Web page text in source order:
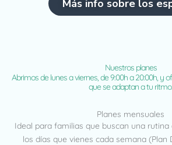
Más info sobre los
Nuestros planes
Abrimos de lunes a viernes, de 9:00h a 20:00h, y
que se adaptan a tu ritmo.
Planes mensuales
Ideal para familias que buscan una
los días que vienes cada semana (Plan